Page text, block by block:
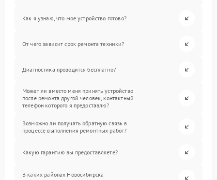
Как я узнаю, что мое устройство готово?
От чего зависит срок ремонта техники?
Диагностика проводится бесплатно?
Может ли вместо меня принять устройство
после ремонта другой человек, контактный
телефон которого я предоставлю?
Возможно ли получать обратную связь в
процессе выполнения ремонтных работ?
Какую гарантию вы предоставляете?
В каких районах Новосибирска